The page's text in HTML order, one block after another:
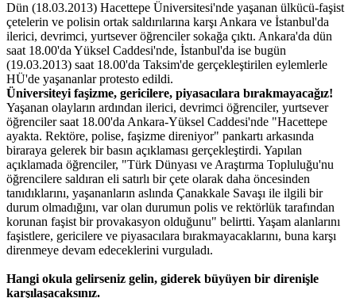
Dün (18.03.2013) Hacettepe Üniversitesi'nde yaşanan ülkücü-faşist
çetelerin ve polisin ortak saldırılarına karşı Ankara ve İstanbul'da
ilerici, devrimci, yurtsever öğrenciler sokağa çıktı. Ankara'da dün
saat 18.00'da Yüksel Caddesi'nde, İstanbul'da ise bugün
(19.03.2013) saat 18.00'da Taksim'de gerçekleştirilen eylemlerle
HÜ'de yaşananlar protesto edildi.
Üniversiteyi faşizme, gericilere, piyasacılara bırakmayacağız!
Yaşanan olayların ardından ilerici, devrimci öğrenciler, yurtsever
öğrenciler saat 18.00'da Ankara-Yüksel Caddesi'nde "Hacettepe
ayakta. Rektöre, polise, faşizme direniyor" pankartı arkasında
biraraya gelerek bir basın açıklaması gerçekleştirdi. Yapılan
açıklamada öğrenciler, "Türk Dünyası ve Araştırma Topluluğu'nu
öğrencilere saldıran eli satırlı bir çete olarak daha öncesinden
tanıdıklarını, yaşananların aslında Çanakkale Savaşı ile ilgili bir
durum olmadığını, var olan durumun polis ve rektörlük tarafından
korunan faşist bir provakasyon olduğunu" belirtti. Yaşam alanlarını
faşistlere, gericilere ve piyasacılara bırakmayacaklarını, buna karşı
direnmeye devam edeceklerini vurguladı.
Hangi okula gelirseniz gelin, giderek büyüyen bir direnişle
karşılaşacaksınız.